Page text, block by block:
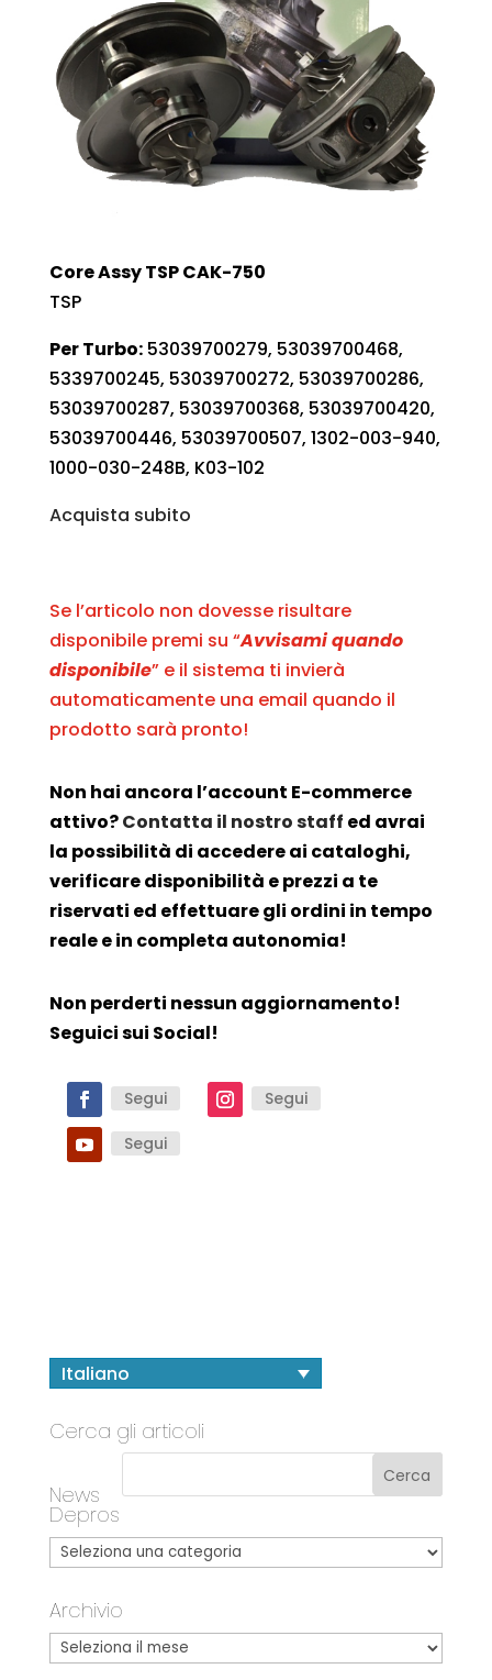
Core Assy TSP CAK-750
TSP
Per Turbo:53039700279, 53039700468,
5339700245, 53039700272, 53039700286,
53039700287, 53039700368, 53039700420,
53039700446, 53039700507, 1302-003-940,
1000-030-248B, K03-102
Acquista subito
Se l’articolo non dovesse risultare
disponibile premi su “Avvisami quando
disponibile” e il sistema ti invierà
automaticamente una email quando il
prodotto sarà pronto!
Non hai ancora l’account E-commerce
attivo?Contatta il nostro staff ed avrai
la possibilità di accedere ai cataloghi,
verificare disponibilità e prezzi a te
riservati ed effettuare gli ordini in tempo
reale e in completa autonomia!
Non perderti nessun aggiornamento!
Seguici sui Social!
Segui Segui
Segui
Italiano
Cerca gli articoli
News
Depros
Archivio